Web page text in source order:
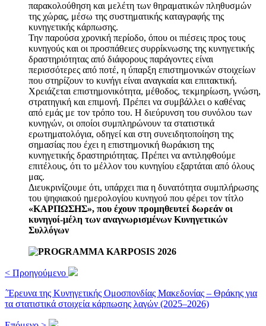
παρακολούθηση και μελέτη των θηραματικών πληθυσμών
της χώρας, μέσω της συστηματικής καταγραφής της
κυνηγετικής κάρπωσης.
Την παρούσα χρονική περίοδο, όπου οι πιέσεις προς τους
κυνηγούς και οι προσπάθειες συρρίκνωσης της κυνηγετικής
δραστηριότητας από διάφορους παράγοντες είναι
περισσότερες από ποτέ, η ύπαρξη επιστημονικών στοιχείων
που στηρίζουν το κυνήγι είναι αναγκαία και επιτακτική.
Χρειάζεται επιστημονικότητα, μέθοδος, τεκμηρίωση, γνώση,
στρατηγική και επιμονή. Πρέπει να συμβάλλει ο καθένας
από εμάς με τον τρόπο του. Η διεύρυνση του συνόλου των
κυνηγών, οι οποίοι συμπληρώνουν τα στατιστικά
ερωτηματολόγια, οδηγεί και στη συνειδητοποίηση της
σημασίας που έχει η επιστημονική θωράκιση της
κυνηγετικής δραστηριότητας. Πρέπει να αντιληφθούμε
επιτέλους, ότι το μέλλον του κυνηγίου εξαρτάται από όλους
μας.
Διευκρινίζουμε ότι, υπάρχει πια η δυνατότητα συμπλήρωσης
του ψηφιακού ημερολογίου κυνηγού που φέρει τον τίτλο
«ΚΑΡΠΩΣΗΣ», που έχουν προμηθευτεί δωρεάν οι
κυνηγοί-μέλη των αναγνωρισμένων Κυνηγετικών
Συλλόγων
< Προηγούμενο
΄Έρευνα της Κυνηγετικής Ομοσπονδίας Μακεδονίας – Θράκης για
τα στατιστικά στοιχεία κάρπωσης λαγών (2025–2026)